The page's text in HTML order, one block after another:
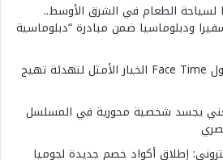
لسياحة الطعام في الشرق الأوسط..
أكثر من 50 سفيرا ودبلوماسيا ضمن مبادرة “دبلوماسية
قوة الشاي الأخضر.. غسول Face Time الخيار الأمثل لتهدئة تهيج
يجسد شخصية محورية في المسلسل
إطلاق أكواد خصم جديدة لجوميا